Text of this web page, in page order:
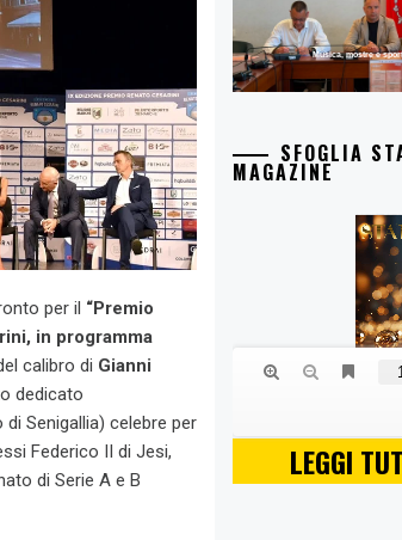
per il “Premio
in programma
calibro di Gianni
dedicato
Senigallia) celebre per
Federico II di Jesi,
di Serie A e B
Musica, mostre e
SFOGLIA
MAGAZINE
LEGGI